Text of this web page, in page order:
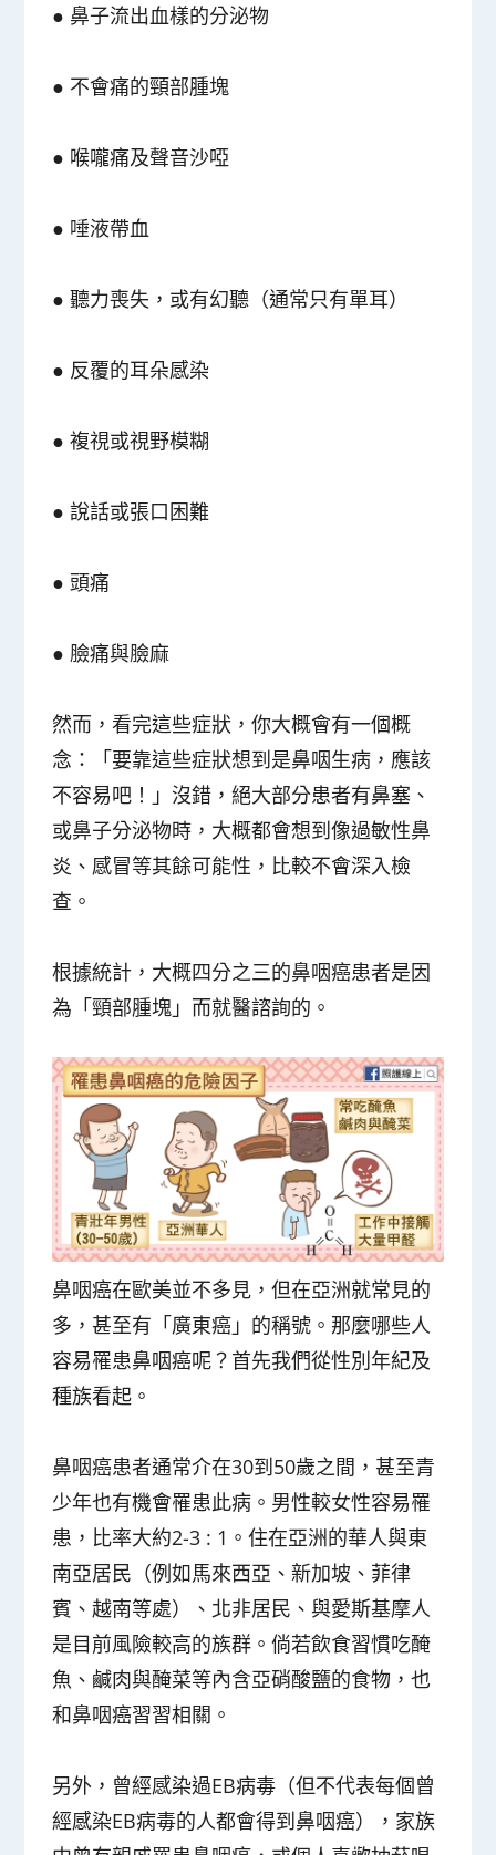
● 鼻子流出血樣的分泌物
● 不會痛的頸部腫塊
● 喉嚨痛及聲音沙啞
● 唾液帶血
● 聽力喪失，或有幻聽（通常只有單耳）
● 反覆的耳朵感染
● 複視或視野模糊
● 說話或張口困難
● 頭痛
● 臉痛與臉麻
然而，看完這些症狀，你大概會有一個概
念：「要靠這些症狀想到是鼻咽生病，應該
不容易吧！」沒錯，絕大部分患者有鼻塞、
或鼻子分泌物時，大概都會想到像過敏性鼻
炎、感冒等其餘可能性，比較不會深入檢
查。
根據統計，大概四分之三的鼻咽癌患者是因
為「頸部腫塊」而就醫諮詢的。
鼻咽癌在歐美並不多見，但在亞洲就常見的
多，甚至有「廣東癌」的稱號。那麼哪些人
容易罹患鼻咽癌呢？首先我們從性別年紀及
種族看起。
鼻咽癌患者通常介在30到50歲之間，甚至青
少年也有機會罹患此病。男性較女性容易罹
患，比率大約2-3 : 1。住在亞洲的華人與東
南亞居民（例如馬來西亞、新加坡、菲律
賓、越南等處）、北非居民、與愛斯基摩人
是目前風險較高的族群。倘若飲食習慣吃醃
魚、鹹肉與醃菜等內含亞硝酸鹽的食物，也
和鼻咽癌習習相關。
另外，曾經感染過EB病毒（但不代表每個曾
經感染EB病毒的人都會得到鼻咽癌），家族